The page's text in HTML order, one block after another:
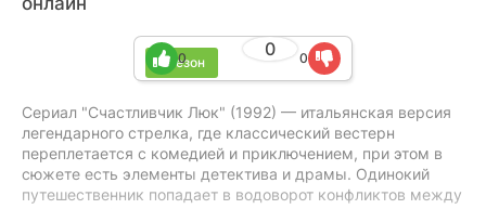
1 сезон
0
0 0
Сериал "Счастливчик Люк" (1992) — итальянская версия
легендарного стрелка, где классический вестерн
переплетается с комедией и приключением, при этом в
сюжете есть элементы детектива и драмы. Одинокий
путешественник попадает в водоворот конфликтов между